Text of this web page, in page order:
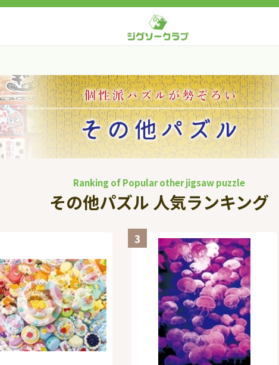
Ranking of Popular other jigsaw puzzle
その他パズル 人気ランキング
3